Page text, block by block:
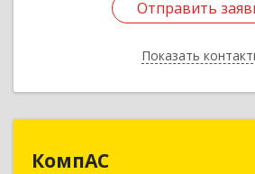
Отправить
Показать
Отправить
Назад
КомпАС